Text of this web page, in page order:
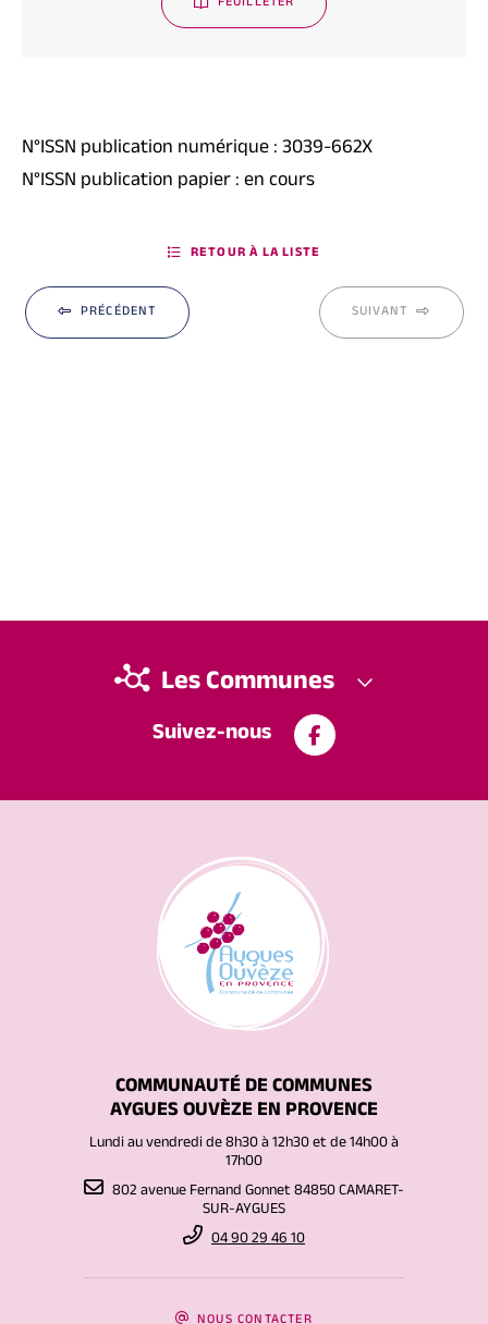
N°ISSN publication numérique : 3039-662X
N°ISSN publication papier : en cours
PRÉCÉDENT
RETOUR À LA LISTE
SUIVANT
Suivez-nous
Les Communes
COMMUNAUTÉ DE COMMUNES
AYGUES OUVÈZE EN PROVENCE
Lundi au vendredi de 8h30 à 12h30 et de 14h00 à
17h00
802 avenue Fernand Gonnet 84850 CAMARET-
SUR-AYGUES
04 90 29 46 10